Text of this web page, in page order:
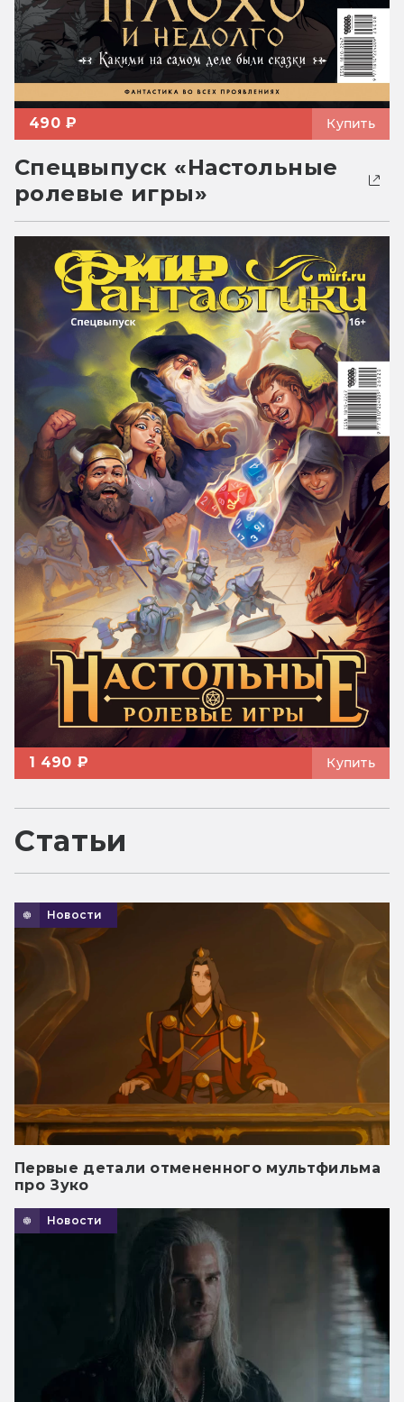
490 ₽ Купить
Спецвыпуск «Настольные
ролевые игры»
1 490 ₽ Купить
Статьи
Новости
Первые детали отмененного мультфильма
про Зуко
Новости